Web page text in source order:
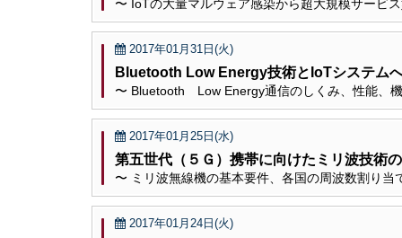
〜 IoTの大量マルウェア感染から超大規模サービ
2017年01月31日(火)
Bluetooth Low Energy技術とIoTシステム
〜 Bluetooth Low Energy通信のしくみ、性能、
2017年01月25日(水)
第五世代（５Ｇ）携帯に向けたミリ波技術
〜 ミリ波無線機の基本要件、各国の周波数割り
2017年01月24日(火)